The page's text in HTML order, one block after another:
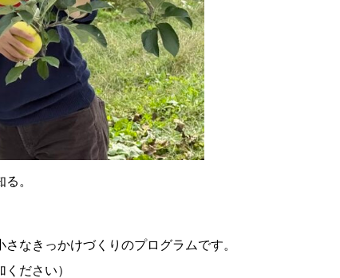
。
なきっかけづくりのプログラムです。
ださい）